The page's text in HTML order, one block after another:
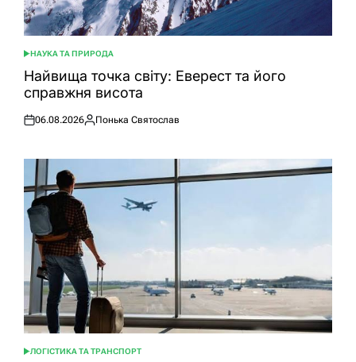
ОПУБЛІКУВАТИ
У
НАУКА ТА ПРИРОДА
Найвища точка світу: Еверест та його
справжня висота
Оприлюднено
06.08.2026
Опубліковано
Понька Святослав
ОПУБЛІКУВАТИ
ЛОГІСТИКА ТА ТРАНСПОРТ